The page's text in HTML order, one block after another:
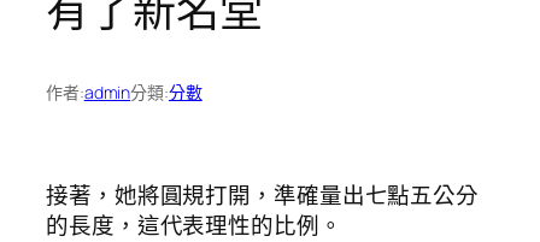
作者:admin分類:分數
接著，她將圓規打開，準確量出七點五公分
的長度，這代表理性的比例。